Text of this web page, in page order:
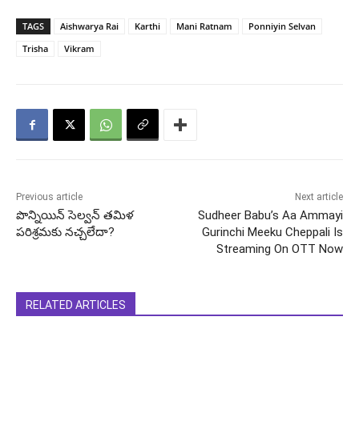
TAGS Aishwarya Rai Karthi Mani Ratnam
Ponniyin Selvan
Trisha
Vikram
Previous article
పొన్నియిన్ సెల్వన్‌ తమిళ
పరిశ్రమకు నచ్చలేదా?
Next article
Sudheer Babu’s Aa Ammayi
Gurinchi Meeku Cheppali Is
Streaming On OTT Now
RELATED ARTICLES